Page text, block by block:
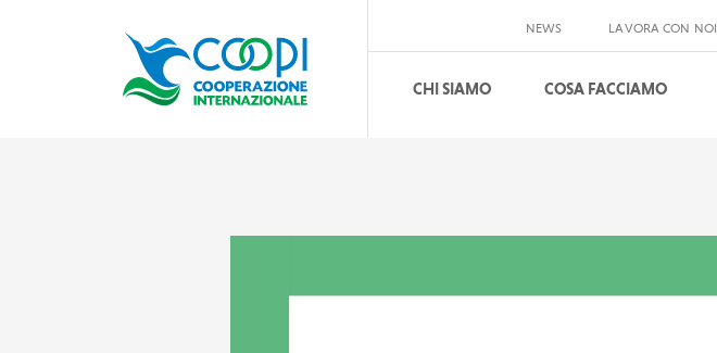
NEWS LAVORA CON NOI
CHI SIAMO COSA FACCIAMO